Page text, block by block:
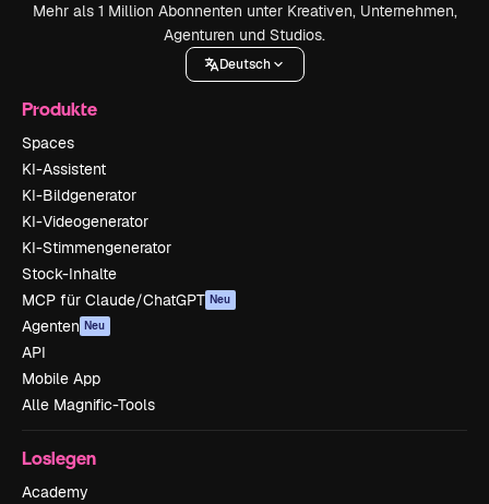
Mehr als 1 Million Abonnenten unter Kreativen, Unternehmen,
Agenturen und Studios.
Deutsch
Produkte
Spaces
KI-Assistent
KI-Bildgenerator
KI-Videogenerator
KI-Stimmengenerator
Stock-Inhalte
MCP für Claude/ChatGPT Neu
Agenten Neu
API
Mobile App
Alle Magnific-Tools
Loslegen
Academy